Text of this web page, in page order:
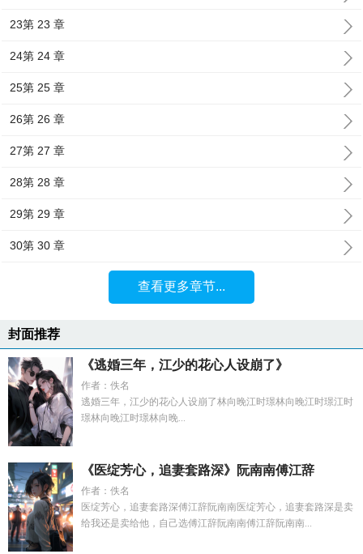
23第 23 章
24第 24 章
25第 25 章
26第 26 章
27第 27 章
28第 28 章
29第 29 章
30第 30 章
查看更多章节...
封面推荐
《逃婚三年，江少的花心人设崩了》
作者：佚名
逃婚三年，江少的花心人设崩了林向晚江时璟林向晚江时璟江时
璟林向晚江时璟林向晚...
《医绽芳心，追妻套路深》阮南南傅江辞
作者：佚名
医绽芳心，追妻套路深傅江辞阮南南医绽芳心，追妻套路深是卖
给我还是卖给他，自己选傅江辞阮南南傅江辞阮南南...